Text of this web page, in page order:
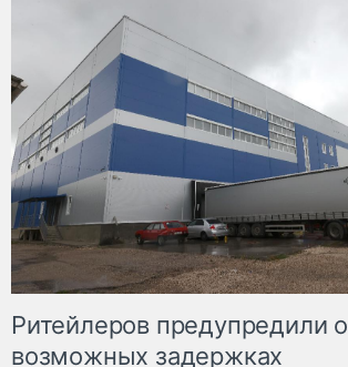
Ритейлеров предупредили о
возможных задержках